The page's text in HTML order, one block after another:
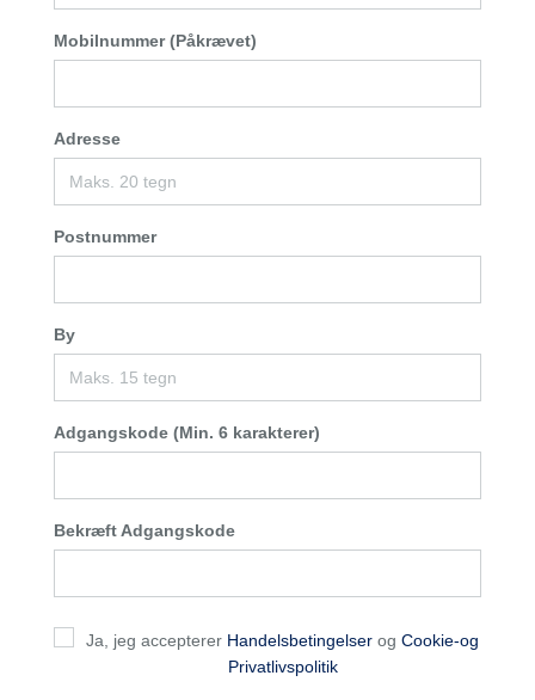
Mobilnummer (Påkrævet)
Adresse
Postnummer
By
Adgangskode (Min. 6 karakterer)
Bekræft Adgangskode
Ja, jeg accepterer Handelsbetingelser og Cookie-og
Privatlivspolitik